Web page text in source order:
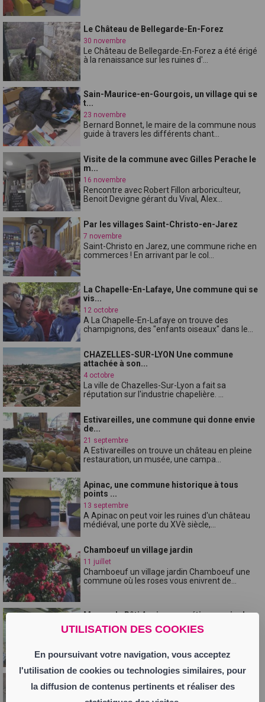
UTILISATION DES COOKIES
En poursuivant votre navigation, vous acceptez
l'utilisation de cookies ou technologies similaires, pour
la diffusion de contenus pertinents et réaliser des
Le Château de Bellegarde-En-Forez
30 novembre
Le Château de Bellegarde-En-Forez a été érigé
à la renaissance sur les ruines d'...
Sain-Maurice-en-Gourgois, un village qui se
t...
23 novembre
Bernard Bonnet, le maire de la commune nous
guide à travers les différents chant...
Visite de la commune avec Gilles Perache le
m...
16 novembre
Rencontre avec Robert Fillon arboriculteur,
Benoit Devigne gérant du Vival, Alex...
Par les villages Saint-Christo-en-Jarez
7 novembre
Saint-Christo en Jarez, une commune riche en
commerces ! En arrivant par le col...
La Chapelle-En-Lafaye, Une commune qui se
vis...
12 octobre
A La Chapelle-En-Lafaye on trouve des
champignons, des "enfants oiseaux" dans le...
CHAZELLES-SUR-LYON Une commune
attachée à son...
4 octobre
La ville de Chazelles-Sur-Lyon a fait sa
réputation sur l'industrie chapelière. ...
Estivareilles, une commune qui donne envie
de...
21 septembre
A Estivareilles on trouve un château en pleine
restauration, un musée, une campa...
Apinac, une commune historique à tous
points ...
13 septembre
A Apinac on peut voir les ruines d'un château
médiéval, une porte du XVè siècle,...
Chamboeuf un village jardin
11 juillet
Chamboeuf un village jardin Chamboeuf une
commune où les roses vous enivrent de...
Maçon du Bâti Ancien, un métier passion!
Néro...
21 juin
du passage de "Par les Villages" ...
31 mai